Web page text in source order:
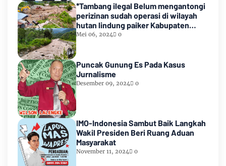
*Tambang ilegal Belum mengantongi
perizinan sudah operasi di wilayah
hutan lindung paiker Kabupaten
Empat lawang Sumsel*
Mei 06, 2024 0
Puncak Gunung Es Pada Kasus
Jurnalisme
Desember 09, 2024 0
IMO-Indonesia Sambut Baik Langkah
Wakil Presiden Beri Ruang Aduan
Masyarakat
November 11, 2024 0